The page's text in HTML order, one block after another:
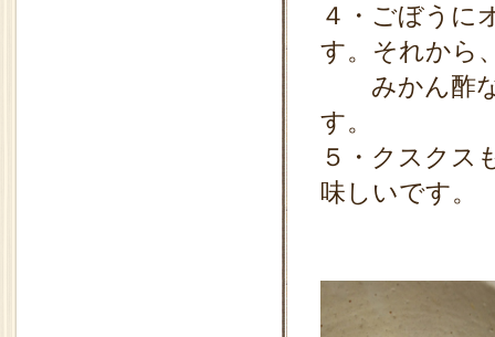
４・ごぼうに
す。それから
みかん酢な
す。
５・クスクス
味しいです。